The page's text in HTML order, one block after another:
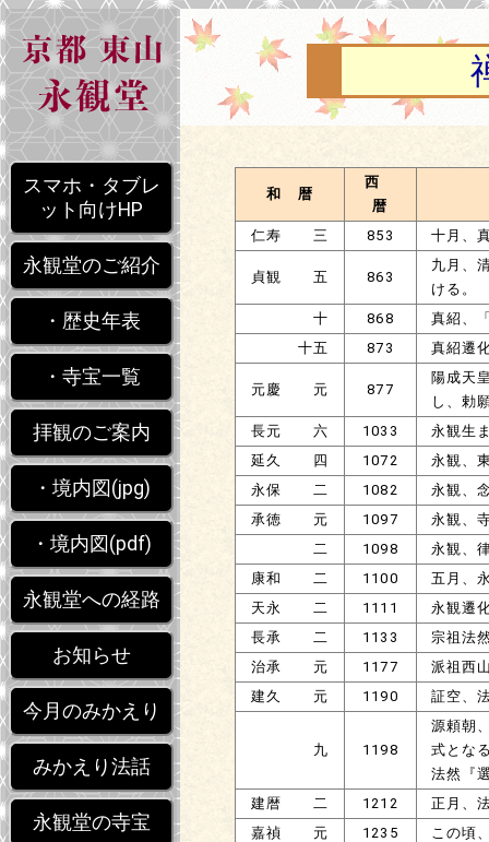
スマホ・タブレ
ット向けHP
永観堂のご紹介
・歴史年表
・寺宝一覧
拝観のご案内
・境内図(jpg)
・境内図(pdf)
永観堂への経路
お知らせ
今月のみかえり
みかえり法話
永観堂の寺宝
和 暦
西
暦
仁寿 三
853 十月、
貞観 五 863
九月、
ける。
十
868
真紹、
十五
873 真紹遷
元慶 元 877
陽成天
し、勅
長元 六
1033
永観生
延久 四
1072
永観、
永保 二
1082
永観、
承徳 元
1097
永観、
二
1098
永観、
康和 二
1100
五月、
天永 二
1111
永観遷
長承 二
1133
宗祖法
治承 元
1177
派祖西
建久 元
1190 証空、
九 1198
源頼朝
式とな
法然『
建暦 二
1212
正月、
嘉禎 元
1235
この頃